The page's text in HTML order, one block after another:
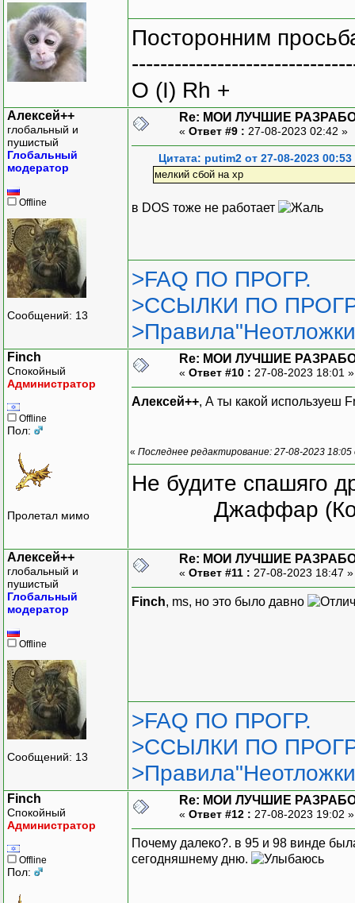
Посторонним
O (I) Rh +
Алексей++
глобальный и
пушистый
Глобальный
модератор
Offline
Сообщений: 13
Re: МОИ ЛУЧШИЕ
« Ответ #9 : 27-08-2023 02:42 »
Цитата: putim2 от 27-08-2023 00:53
мелкий сбой на xp
в DOS тоже не работает
>FAQ ПО ПРОГР.
>ССЫЛКИ ПО
Finch
Спокойный
Администратор
Offline
Пол:
Пролетал мимо
Re: МОИ ЛУЧШИЕ
« Ответ #10 : 27-08-2023 18:01
Алексей++, А ты какой используеш
« Последнее редактирование: 27-08-2023
Не будите спашяго
Джаффар
Алексей++
глобальный и
пушистый
Глобальный
модератор
Offline
Сообщений: 13
Re: МОИ ЛУЧШИЕ
« Ответ #11 : 27-08-2023 18:47
Finch, ms, но это было давно
>FAQ ПО ПРОГР.
>ССЫЛКИ ПО
Finch
Спокойный
Администратор
Offline
Пол:
Re: МОИ ЛУЧШИЕ
« Ответ #12 : 27-08-2023 19:02
Почему далеко?. в 95 и 98 винде
сегодняшнему дню.